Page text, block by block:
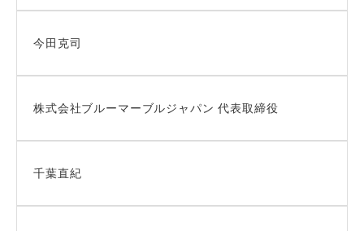
今田克司
株式会社ブルーマーブルジャパン 代表取締役
千葉直紀